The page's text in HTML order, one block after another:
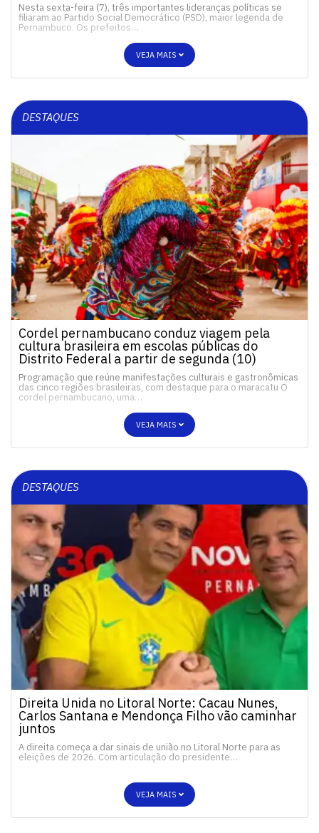
Nesta sexta-feira (7), três importantes lideranças políticas se
filiaram ao Partido Social Democrático (PSD), maior legenda de
Pernambuco. Os prefeitos…
VEJA MAIS
DESTAQUES
Cordel pernambucano conduz viagem pela
cultura brasileira em escolas públicas do
Distrito Federal a partir de segunda (10)
Programação que reúne manifestações culturais e gastronômicas
das cinco regiões brasileiras, com destaque para o maracatu O
cordel pernambucano, uma…
VEJA MAIS
DESTAQUES
Direita Unida no Litoral Norte: Cacau Nunes,
Carlos Santana e Mendonça Filho vão caminhar
juntos
A direita começa a dar sinais de união no Litoral Norte para as
eleições de 2026. Com articulação do presidente…
VEJA MAIS